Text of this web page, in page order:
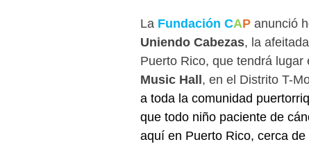
La Fundación CAP anunció
Uniendo Cabezas, la
Puerto Rico, que tendrá lugar
Music Hall , en el Distrito T-
a toda la comunidad
que todo niño paciente de
aquí en Puerto Rico, cerca